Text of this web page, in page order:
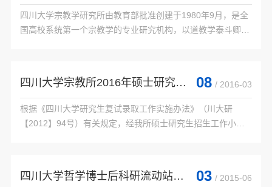
四川大学宗教学研究所由教育部批准创建于1980年9月，是全
国高校系统第一个宗教学的专业研究机构，以道教学泰斗卿希
四川大学宗教所2016年硕士研究生招生复试通知 08 / 2016-03
根据《四川大学研究生复试录取工作实施办法》（川大研
【2012】94号）有关规定，经我所硕士研究生招生工作小组
四川大学哲学博士后科研流动站简介 03 / 2015-06